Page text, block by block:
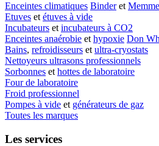
Enceintes climatiques Binderet
Etuves et étuves à vide
Incubateurs et incubateurs à CO2
Enceintes anaérobie et hypoxie Don
Bains, refroidisseurs et ultra-cryostats
Nettoyeurs ultrasons professionnels
Sorbonnes et hottes de laboratoire
Four de laboratoire
Froid professionnel
Pompes à vide et générateurs de gaz
Toutes les marques
Les services